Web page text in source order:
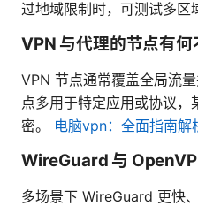
过地域限制时，可测试多区
VPN 与代理的节点有何
VPN 节点通常覆盖全局流
点多用于特定应用或协议
密。 电脑vpn：全面指南解
WireGuard 与
多场景下 WireGuard 更快